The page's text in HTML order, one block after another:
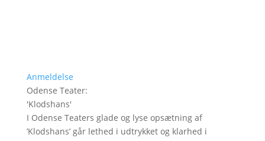
Anmeldelse
Odense Teater:
'Klodshans'
I Odense Teaters glade og lyse opsætning af
’Klodshans’ går lethed i udtrykket og klarhed i